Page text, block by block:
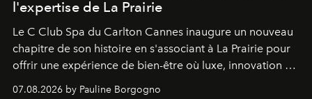
l'expertise de La Prairie
Le C Club Spa du Carlton Cannes inaugure un nouveau
chapitre de son histoire en s'associant à La Prairie pour
offrir une expérience de bien-être où luxe, innovation et
expertise se rencontrent.
07.08.2026 by Pauline Borgogno